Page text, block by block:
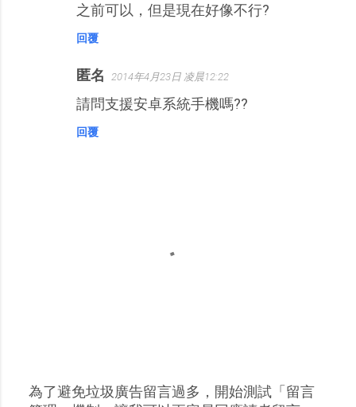
之前可以，但是現在好像不行?
回覆
匿名 2014年4月23日 凌晨12:22
請問支援安卓系統手機嗎??
回覆
為了避免垃圾廣告留言過多，開始測試「留言